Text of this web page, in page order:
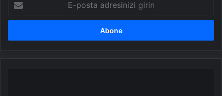
posta
adresinizi